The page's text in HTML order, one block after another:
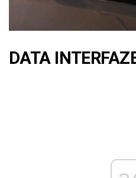
DATA